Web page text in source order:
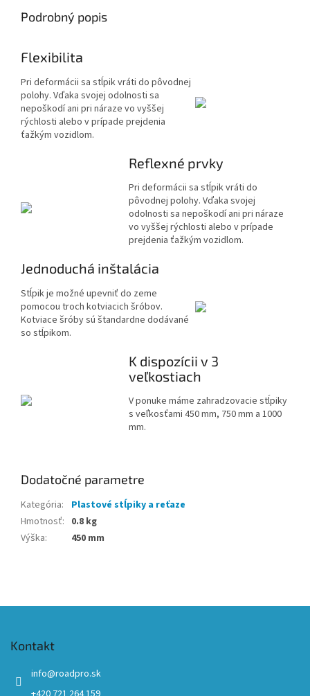
Podrobný popis
Flexibilita
Pri deformácii sa stĺpik vráti do pôvodnej
polohy. Vďaka svojej odolnosti sa
nepoškodí ani pri náraze vo vyššej
rýchlosti alebo v prípade prejdenia
ťažkým vozidlom.
Reflexné prvky
Pri deformácii sa stĺpik vráti do
pôvodnej polohy. Vďaka svojej
odolnosti sa nepoškodí ani pri náraze
vo vyššej rýchlosti alebo v prípade
prejdenia ťažkým vozidlom.
Jednoduchá inštalácia
Stĺpik je možné upevniť do zeme
pomocou troch kotviacich šróbov.
Kotviace šróby sú štandardne dodávané
so stĺpikom.
K dispozícii v 3
veľkostiach
V ponuke máme zahradzovacie stĺpiky
s veľkosťami 450 mm, 750 mm a 1000
mm.
Dodatočné parametre
Kategória:
Plastové stĺpiky a reťaze
Hmotnosť: 0.8 kg
Výška: 450 mm
Kontakt
info@roadpro.sk